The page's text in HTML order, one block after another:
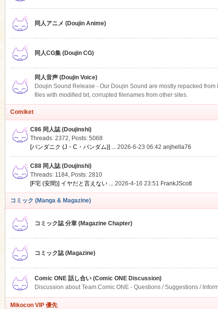
同人アニメ (Doujin Anime)
同人CG集 (Doujin CG)
同人音声 (Doujin Voice)
Doujin Sound Release - Our Doujin Sound are mostly repacked
files with modified txt, corrupted filenames from other sites.
Comiket
C86 同人誌 (Doujinshi)
Threads: 2372, Posts: 5068
[パンダニク (J・C・パンダム)] ... 2026-6-23 06:42 anjhella76
C88 同人誌 (Doujinshi)
Threads: 1184, Posts: 2810
[F宅 (安間)] イヤだと言えない ... 2026-4-16 23:51 FrankJScott
コミック (Manga & Magazine)
コミック誌 分章 (Magazine Chapter)
コミック誌 (Magazine)
Comic ONE 話し合い (Comic ONE Discussion)
Discussion about Team.Comic ONE - Questions / Suggestions /
Mikocon VIP 優先